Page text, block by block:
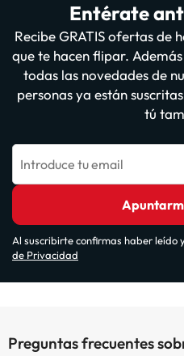
Entérate
Recibe GRATIS ofertas de
que te hacen flipar.
todas las novedades de
personas ya están
tú
Introduce tu email
Al suscribirte confirmas haber leído
de Privacidad
Preguntas frecuentes